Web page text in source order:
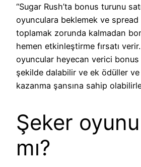
“Sugar Rush’ta bonus turunu
oyunculara beklemek ve
toplamak zorunda kalmadan
hemen etkinleştirme fırsatı
oyuncular heyecan verici bonus
şekilde dalabilir ve ek ödüller
kazanma şansına sahip
Şeker
mı?